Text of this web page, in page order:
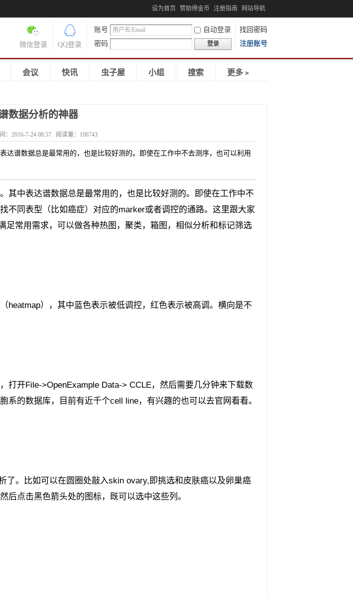
设为首页 赞助得金币 注册指南 网站导航
账号 自动登录
找回密码
密码
登录 注册账号
QQ登录
微信登录
会议 快讯 虫子屋 小组 搜索 更多﹥
数据分析的神器
： 2016-7-24 08:57 阅读量： 106743
达谱数据总是最常用的，也是比较好测的。即使在工作中不去测序，也可以利用
其中表达谱数据总是最常用的，也是比较好测的。即使在工作中不
不同表型（比如癌症）对应的marker或者调控的通路。这里跟大家
常用需求，可以做各种热图，聚类，箱图，相似分析和标记筛选
heatmap），其中蓝色表示被低调控，红色表示被高调。横向是不
打开File->OpenExample Data-> CCLE，然后需要几分钟来下载数
的数据库，目前有近千个cell line，有兴趣的也可以去官网看看。
了。比如可以在圆圈处敲入skin ovary,即挑选和皮肤癌以及卵巢癌
后点击黑色箭头处的图标，既可以选中这些列。